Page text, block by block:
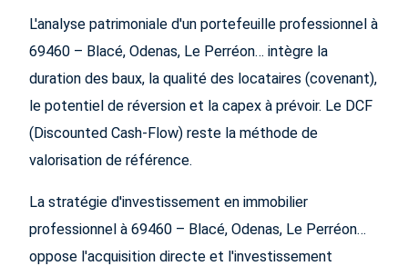
L'analyse patrimoniale d'un portefeuille professionnel à
69460 – Blacé, Odenas, Le Perréon… intègre la
duration des baux, la qualité des locataires (covenant),
le potentiel de réversion et la capex à prévoir. Le DCF
(Discounted Cash-Flow) reste la méthode de
valorisation de référence.
La stratégie d'investissement en immobilier
professionnel à 69460 – Blacé, Odenas, Le Perréon…
oppose l'acquisition directe et l'investissement